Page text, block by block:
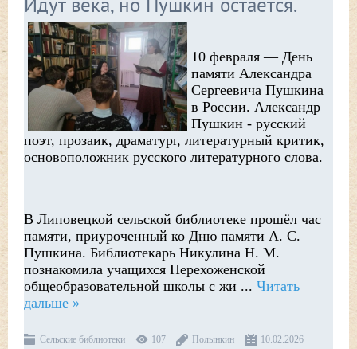
10 февраля — День
памяти Александра
Сергеевича Пушкина
в России. Александр
Пушкин - русский
поэт, прозаик, драматург, литературный критик,
основоположник русского литературного слова.
В Липовецкой сельской библиотеке прошёл час
памяти, приуроченный ко Дню памяти А. С.
Пушкина. Библиотекарь Никулина Н. М.
познакомила учащихся Перехоженской
общеобразовательной школы с жи ... Читать
дальше »
Сельские библиотеки 107 Полынкин
10.02.2026